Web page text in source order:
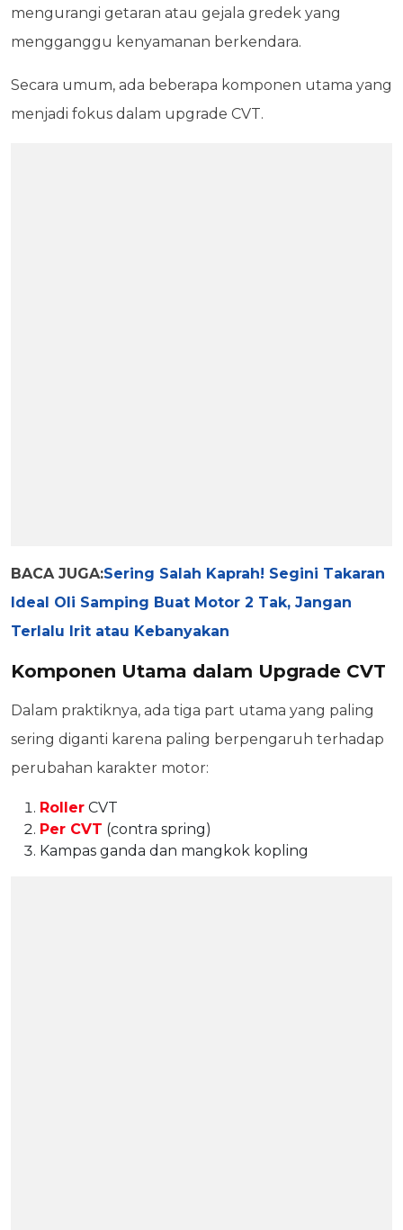
mengurangi getaran atau gejala gredek yang
mengganggu kenyamanan berkendara.
Secara umum, ada beberapa komponen utama yang
menjadi fokus dalam upgrade CVT.
BACA JUGA:Sering Salah Kaprah! Segini Takaran
Ideal Oli Samping Buat Motor 2 Tak, Jangan
Terlalu Irit atau Kebanyakan
Komponen Utama dalam Upgrade CVT
Dalam praktiknya, ada tiga part utama yang paling
sering diganti karena paling berpengaruh terhadap
perubahan karakter motor:
Roller CVT
Per CVT (contra spring)
Kampas ganda dan mangkok kopling